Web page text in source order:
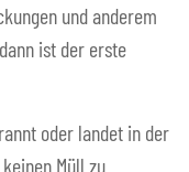
und anderem
ist der erste
oder landet in der
Müll zu